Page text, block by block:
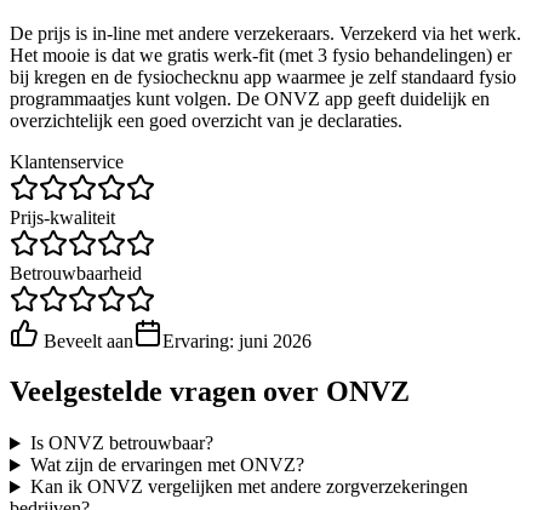
De prijs is in-line met andere verzekeraars. Verzekerd via het werk.
Het mooie is dat we gratis werk-fit (met 3 fysio behandelingen) er
bij kregen en de fysiochecknu app waarmee je zelf standaard fysio
programmaatjes kunt volgen. De ONVZ app geeft duidelijk en
overzichtelijk een goed overzicht van je declaraties.
Klantenservice
Prijs-kwaliteit
Betrouwbaarheid
Beveelt aan Ervaring: juni 2026
Veelgestelde vragen over ONVZ
Is ONVZ betrouwbaar?
Wat zijn de ervaringen met ONVZ?
Kan ik ONVZ vergelijken met andere zorgverzekeringen